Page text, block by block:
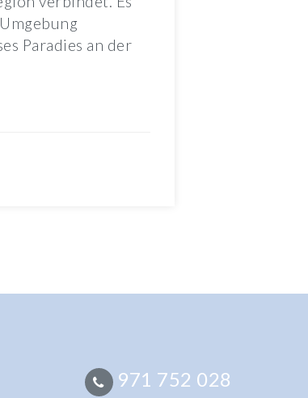
Paradies an der
971 752 028